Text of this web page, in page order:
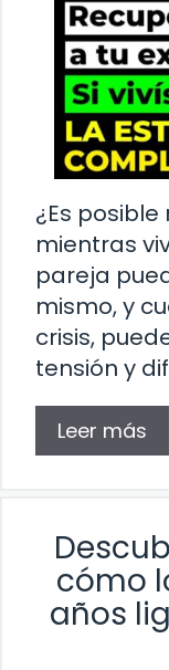
¿Es
mientras
pareja
mismo, y
crisis,
tensión y
Leer más
cómo
años